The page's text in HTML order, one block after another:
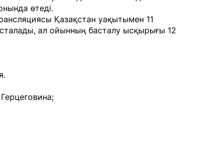
өтеді.
Қазақстан уақытымен 11
ал ойынның басталу ысқырығы 12